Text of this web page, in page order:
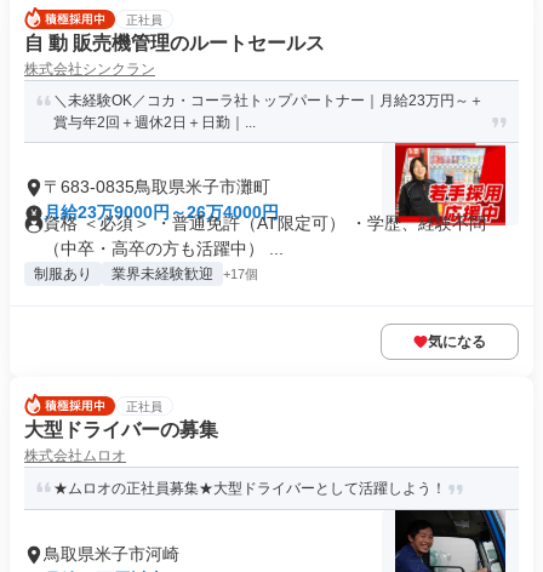
正社員
自 動 販売機管理のルートセールス
株式会社シンクラン
＼未経験OK／コカ・コーラ社トップパートナー｜月給23万円～＋
賞与年2回＋週休2日＋日勤｜...
〒683-0835鳥取県米子市灘町
月給23万9000円～26万4000円
資格 ＜必須＞ ・普通免許（AT限定可） ・学歴、経験不問
（中卒・高卒の方も活躍中） ...
制服あり 業界未経験歓迎 +17個
気になる
正社員
大型ドライバーの募集
株式会社ムロオ
★ムロオの正社員募集★大型ドライバーとして活躍しよう！
鳥取県米子市河崎